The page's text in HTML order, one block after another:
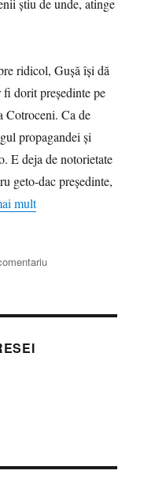
știu de unde, atinge
ridicol, Gușă își dă
dorit președinte pe
Cotroceni. Ca de
propagandei și
E deja de notorietate
geto-dac președinte,
mult
la
extazul